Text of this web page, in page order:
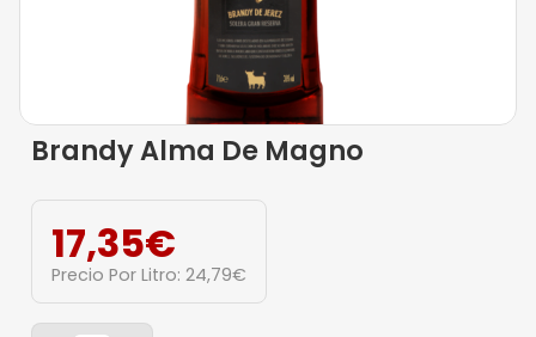
Brandy Alma De Magno
17,35€
Precio Por Litro: 24,79€